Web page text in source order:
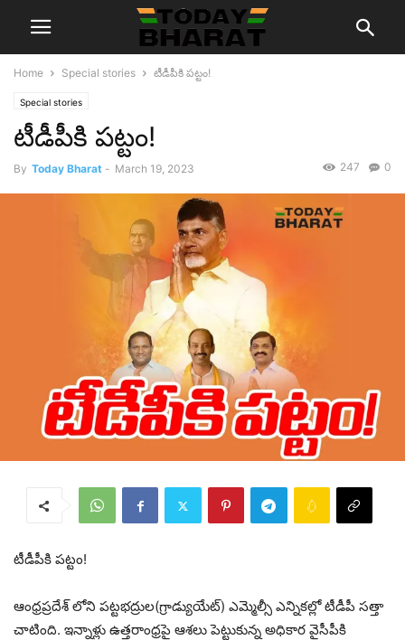
Home Special stories టీడీపీకి ప‌ట్టం!
Special stories
టీడీపీకి ప‌ట్టం!
By Today Bharat - March 19, 2023 0
247
టీడీపీకి ప‌ట్టం!
ఆంధ్రప్రదేశ్ లోని పట్టభద్రుల(గ్రాడ్యుయేట్‌) ఎమ్మెల్సీ ఎన్నిక‌ల్లో టీడీపీ స‌త్తా
చాటింది. ఇన్నాళ్లు ఉత్త‌రాంధ్ర‌పై ఆశ‌లు పెట్టుకున్న అధికార వైసీపీకి